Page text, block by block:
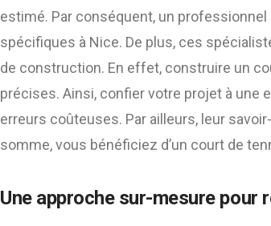
estimé. Par conséquent, un
spécifiques à Nice. De plus, ces
de construction. En effet, construire un
précises. Ainsi, confier votre projet à une
erreurs coûteuses. Par ailleurs, leur
somme, vous bénéficiez d’un court de
Une approche sur-mesure pour